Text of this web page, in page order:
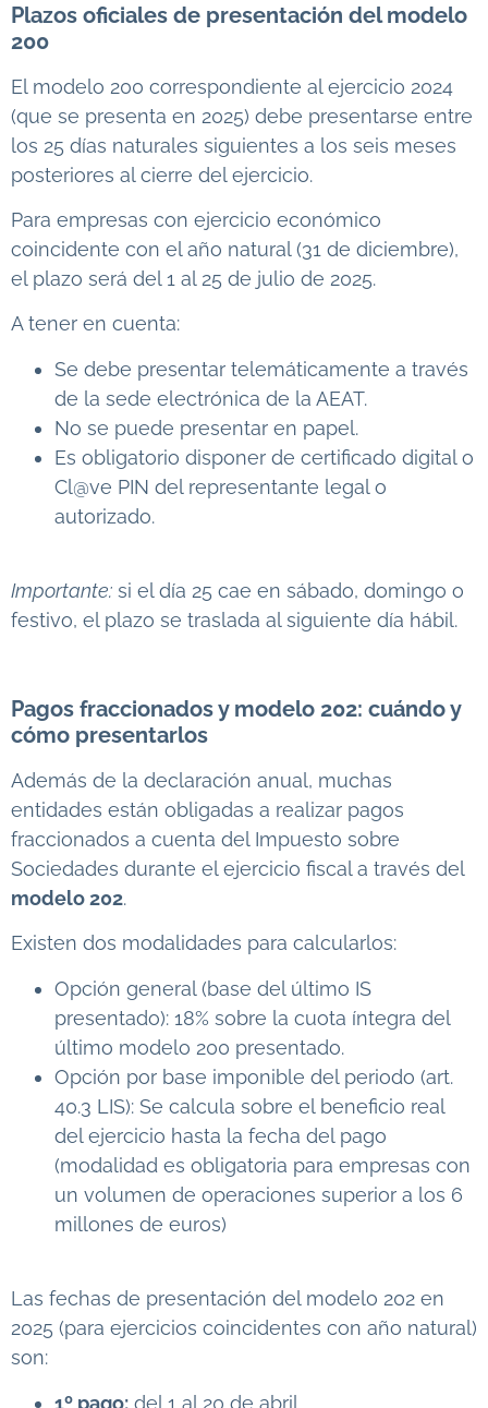
Plazos oficiales de presentación del modelo
200
El modelo 200 correspondiente al ejercicio 2024
(que se presenta en 2025) debe presentarse entre
los 25 días naturales siguientes a los seis meses
posteriores al cierre del ejercicio.
Para empresas con ejercicio económico
coincidente con el año natural (31 de diciembre),
el plazo será del 1 al 25 de julio de 2025.
A tener en cuenta:
Se debe presentar telemáticamente a través
de la sede electrónica de la AEAT.
No se puede presentar en papel.
Es obligatorio disponer de certificado digital o
Cl@ve PIN del representante legal o
autorizado.
Importante: si el día 25 cae en sábado, domingo o
festivo, el plazo se traslada al siguiente día hábil.
Pagos fraccionados y modelo 202: cuándo y
cómo presentarlos
Además de la declaración anual, muchas
entidades están obligadas a realizar pagos
fraccionados a cuenta del Impuesto sobre
Sociedades durante el ejercicio fiscal a través del
modelo 202.
Existen dos modalidades para calcularlos:
Opción general (base del último IS
presentado): 18% sobre la cuota íntegra del
último modelo 200 presentado.
Opción por base imponible del periodo (art.
40.3 LIS): Se calcula sobre el beneficio real
del ejercicio hasta la fecha del pago
(modalidad es obligatoria para empresas con
un volumen de operaciones superior a los 6
millones de euros)
Las fechas de presentación del modelo 202 en
2025 (para ejercicios coincidentes con año natural)
son:
1º pago: del 1 al 20 de abril